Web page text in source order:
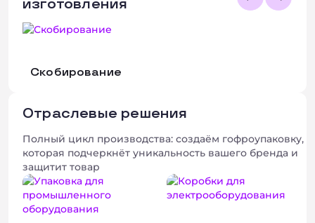
изготовления
Скобирование
Отраслевые решения
Полный цикл производства: создаём гофроупаковку,
которая подчеркнёт уникальность вашего бренда и
защитит товар